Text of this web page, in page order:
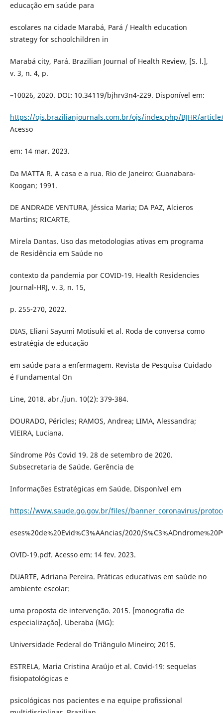
educação em saúde para
escolares na cidade Marabá, Pará / Health education
strategy for schoolchildren in
Marabá city, Pará. Brazilian Journal of Health Review, [S. l.],
v. 3, n. 4, p.
–10026, 2020. DOI: 10.34119/bjhrv3n4-229. Disponível em:
https://ojs.brazilianjournals.com.br/ojs/index.php/BJHR/
Acesso
em: 14 mar. 2023.
Da MATTA R. A casa e a rua. Rio de Janeiro: Guanabara-
Koogan; 1991.
DE ANDRADE VENTURA, Jéssica Maria; DA PAZ, Alcieros
Martins; RICARTE,
Mirela Dantas. Uso das metodologias ativas em programa
de Residência em Saúde no
contexto da pandemia por COVID-19. Health Residencies
Journal-HRJ, v. 3, n. 15,
p. 255-270, 2022.
DIAS, Eliani Sayumi Motisuki et al. Roda de conversa como
estratégia de educação
em saúde para a enfermagem. Revista de Pesquisa Cuidado
é Fundamental On
Line, 2018. abr./jun. 10(2): 379-384.
DOURADO, Péricles; RAMOS, Andrea; LIMA, Alessandra;
VIEIRA, Luciana.
Síndrome Pós Covid 19. 28 de setembro de 2020.
Subsecretaria de Saúde. Gerência de
Informações Estratégicas em Saúde. Disponível em
https://www.saude.go.gov.br/files//banner_coronavirus/
eses%20de%20Evid%C3%AAncias/2020/
OVID-19.pdf. Acesso em: 14 fev. 2023.
DUARTE, Adriana Pereira. Práticas educativas em saúde no
ambiente escolar:
uma proposta de intervenção. 2015. [monografia de
especialização]. Uberaba (MG):
Universidade Federal do Triângulo Mineiro; 2015.
ESTRELA, Maria Cristina Araújo et al. Covid-19: sequelas
fisiopatológicas e
psicológicas nos pacientes e na equipe profissional